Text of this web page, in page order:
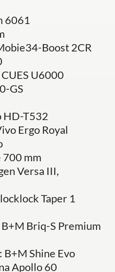
6061
Boost 2CR
U6000
GS
HD-T532
Ergo Royal
700 mm
Versa III,
Taper 1
Briq-S Premium
Shine Evo
Apollo 60